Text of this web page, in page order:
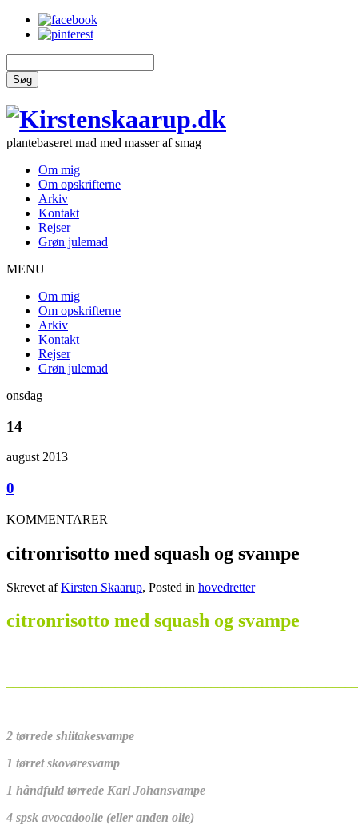
Søg
plantebaseret mad med masser af smag
Om mig
Om opskrifterne
Arkiv
Kontakt
Rejser
Grøn julemad
MENU
Om mig
Om opskrifterne
Arkiv
Kontakt
Rejser
Grøn julemad
onsdag
14
august 2013
0
KOMMENTARER
citronrisotto med squash og svampe
Skrevet afKirsten Skaarup, Posted in hovedretter
citronrisotto med squash og svampe
2 tørrede shiitakesvampe
1 tørret skovøresvamp
1 håndfuld tørrede Karl Johansvampe
4 spsk avocadoolie (eller anden olie)